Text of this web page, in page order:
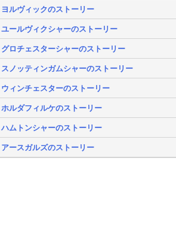
ヨルヴィックのストーリー
ユールヴィクシャーのストーリー
グロチェスターシャーのストーリー
スノッティンガムシャーのストーリー
ウィンチェスターのストーリー
ホルダフィルケのストーリー
ハムトンシャーのストーリー
アースガルズのストーリー